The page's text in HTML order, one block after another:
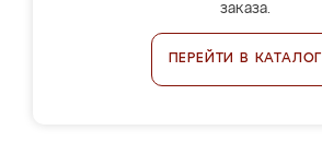
заказа.
ПЕРЕЙТИ В КАТАЛОГ